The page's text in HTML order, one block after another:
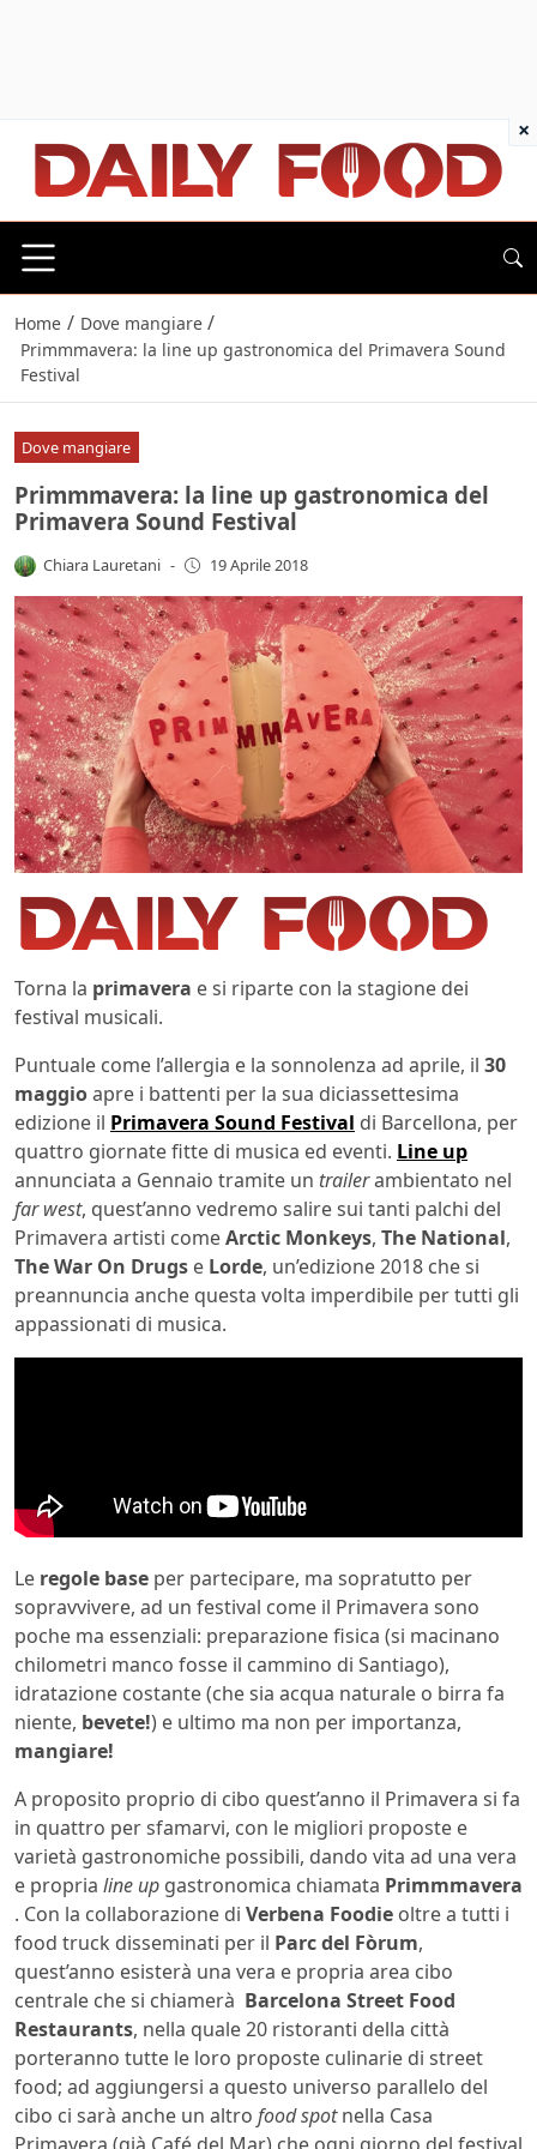
Home / Dove mangiare /
Primmmavera: la line up gastronomica del Primavera Sound
Festival
Dove mangiare
Primmmavera: la line up gastronomica del
Primavera Sound Festival
Chiara Lauretani - 19 Aprile 2018
Torna la primavera e si riparte con la stagione dei
festival musicali.
Puntuale come l’allergia e la sonnolenza ad aprile, il 30
maggioapre i battenti per la sua diciassettesima
edizione il Primavera Sound Festival di Barcellona, per
quattro giornate fitte di musica ed eventi. Line up
annunciata a Gennaio tramite un trailerambientato nel
far west, quest’anno vedremo salire sui tanti palchi del
Primavera artisti comeArctic Monkeys, The National,
The War On Drugs e Lorde, un’edizione 2018 che si
preannuncia anche questa volta imperdibile per tutti gli
appassionati di musica.
Le regole base per partecipare, ma sopratutto per
sopravvivere, ad un festival come il Primavera sono
poche ma essenziali: preparazione fisica (si macinano
chilometri manco fosse il cammino di Santiago),
idratazione costante (che sia acqua naturale o birra fa
niente, bevete!) e ultimo ma non per importanza,
mangiare!
A proposito proprio di cibo quest’anno il Primavera si fa
in quattro per sfamarvi, con le migliori proposte e
varietà gastronomiche possibili, dando vita ad una vera
e propria line up gastronomica chiamata Primmmavera
. Con la collaborazione di Verbena Foodie oltre a tutti i
food truck disseminati per il Parc del Fòrum,
quest’anno esisterà una vera e propria area cibo
centrale che si chiamerà Barcelona Street Food
Restaurants, nella quale 20 ristoranti della città
porteranno tutte le loro proposte culinarie di street
food; ad aggiungersi a questo universo parallelo del
cibo ci sarà anche un altro food spotnella Casa
×